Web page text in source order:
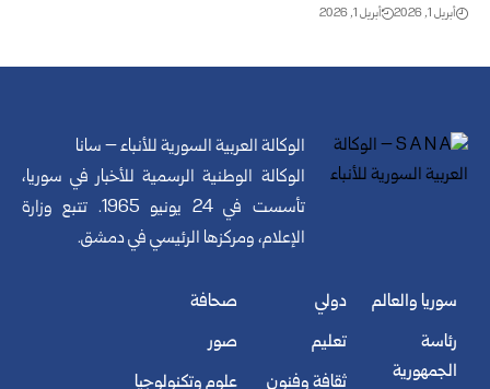
أبريل 1, 2026 أبريل 1, 2026
الوكالة العربية السورية للأنباء – سانا
الوكالة الوطنية الرسمية للأخبار في سوريا،
تأسست في 24 يونيو 1965. تتبع وزارة
الإعلام، ومركزها الرئيسي في دمشق.
سوريا والعالم
رئاسة
الجمهورية
دولي
تعليم
ثقافة وفنون
صحافة
صور
علوم وتكنولوجيا